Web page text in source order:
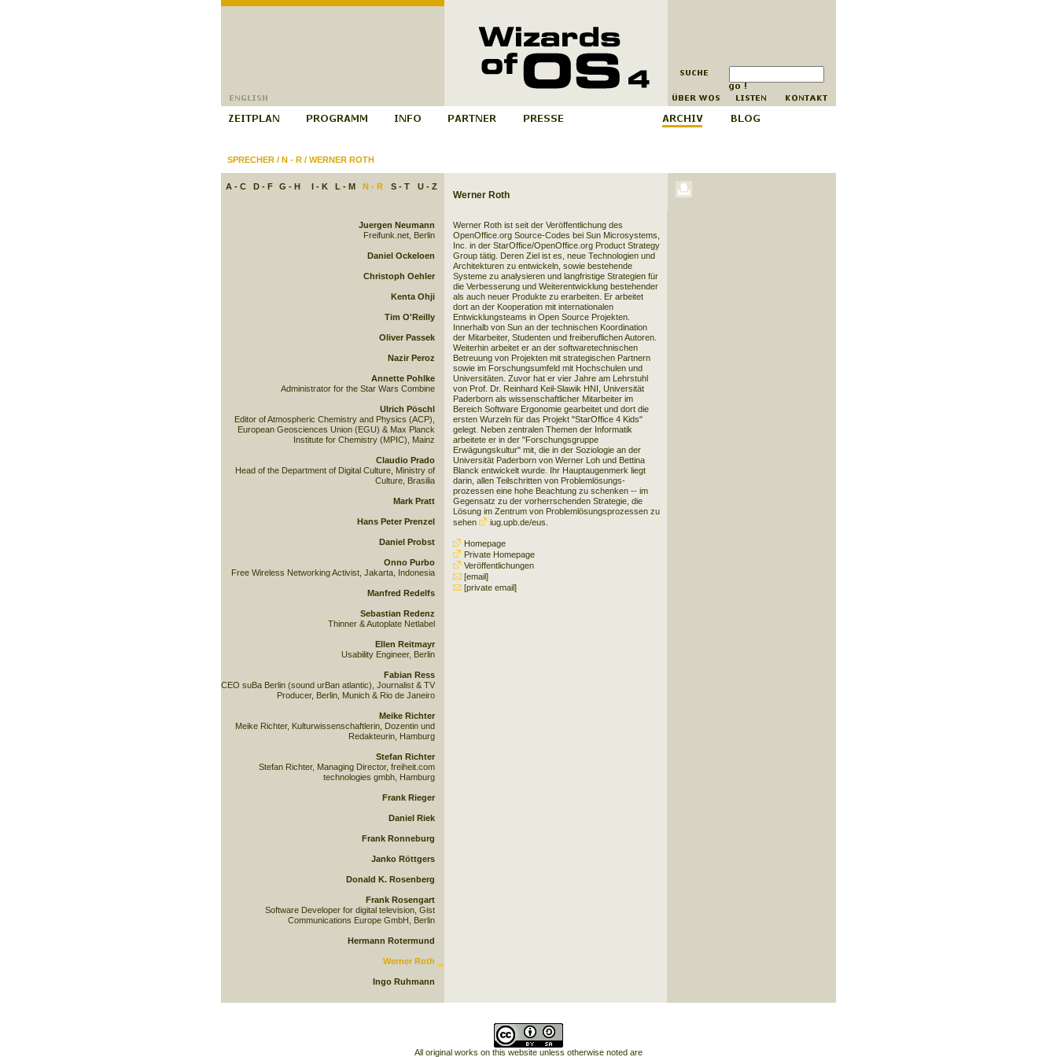
SPRECHER/ N - R/ WERNER ROTH
A - C D - F G - H I - K L - M N - R S - T U - Z
Werner Roth
Werner Roth ist seit der Veröffentlichung des
OpenOffice.org Source-Codes bei Sun Microsystems,
Inc. in der StarOffice/OpenOffice.org Product Strategy
Group tätig. Deren Ziel ist es, neue Technologien und
Architekturen zu entwickeln, sowie bestehende
Systeme zu analysieren und langfristige Strategien für
die Verbesserung und Weiterentwicklung bestehender
als auch neuer Produkte zu erarbeiten. Er arbeitet
dort an der Kooperation mit internationalen
Entwicklungsteams in Open Source Projekten.
Innerhalb von Sun an der technischen Koordination
der Mitarbeiter, Studenten und freiberuflichen Autoren.
Weiterhin arbeitet er an der softwaretechnischen
Betreuung von Projekten mit strategischen Partnern
sowie im Forschungsumfeld mit Hochschulen und
Universitäten. Zuvor hat er vier Jahre am Lehrstuhl
von Prof. Dr. Reinhard Keil-Slawik HNI, Universität
Paderborn als wissenschaftlicher Mitarbeiter im
Bereich Software Ergonomie gearbeitet und dort die
ersten Wurzeln für das Projekt "StarOffice 4 Kids"
gelegt. Neben zentralen Themen der Informatik
arbeitete er in der "Forschungsgruppe
Erwägungskultur" mit, die in der Soziologie an der
Universität Paderborn von Werner Loh und Bettina
Blanck entwickelt wurde. Ihr Hauptaugenmerk liegt
darin, allen Teilschritten von Problemlösungs-
prozessen eine hohe Beachtung zu schenken -- im
Gegensatz zu der vorherrschenden Strategie, die
Lösung im Zentrum von Problemlösungsprozessen zu
sehen
iug.upb.de/eus
Homepage
Private Homepage
Veröffentlichungen
[email]
[private email]
Juergen Neumann
Freifunk.net, Berlin
Daniel Ockeloen
Christoph Oehler
Kenta Ohji
Tim O'Reilly
Oliver Passek
Nazir Peroz
Annette Pohlke
Administrator for the Star Wars Combine
Ulrich Pöschl
Editor of Atmospheric Chemistry and Physics (ACP),
European Geosciences Union (EGU) & Max Planck
Institute for Chemistry (MPIC), Mainz
Claudio Prado
Head of the Department of Digital Culture, Ministry of
Culture, Brasilia
Mark Pratt
Hans Peter Prenzel
Daniel Probst
Onno Purbo
Free Wireless Networking Activist, Jakarta, Indonesia
Manfred Redelfs
Sebastian Redenz
Thinner & Autoplate Netlabel
Ellen Reitmayr
Usability Engineer, Berlin
Fabian Ress
CEO suBa Berlin (sound urBan atlantic), Journalist & TV
Producer, Berlin, Munich & Rio de Janeiro
Meike Richter
Meike Richter, Kulturwissenschaftlerin, Dozentin und
Redakteurin, Hamburg
Stefan Richter
Stefan Richter, Managing Director, freiheit.com
technologies gmbh, Hamburg
Frank Rieger
Daniel Riek
Frank Ronneburg
Janko Röttgers
Donald K. Rosenberg
Frank Rosengart
Software Developer for digital television, Gist
Communications Europe GmbH, Berlin
Hermann Rotermund
Werner Roth
Ingo Ruhmann
All original works on this website unless otherwise noted are